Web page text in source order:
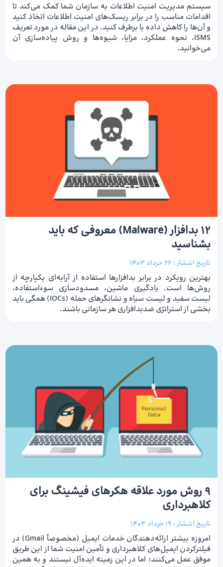
سیستم مدیریت امنیت اطلاعات به سازمان شما کمک می‌کند تا
اقدامات مناسب را در برابر ریسک‌های امنیت اطلاعات اتخاذ کنید
و آن‌ها را کاهش داده یا برطرف کنید. در این مقاله در مورد تعریف
ISMS، نحوه عملکرد، مزایا، شیوه‌ها و روش پیاده‌سازی آن
می‌خوانید.
12 بدافزار (Malware) معروفی که باید
بشناسید
تاریخ انتشار : 26 خرداد 1403
بهترین رویکرد در برابر بدافزارها استفاده از آرایه‌ای یکپارچه از
روش‌ها است. یادگیری ماشین، مسدودسازی سوءاستفاده،
لیست سفید و لیست سیاه و نشانگرهای حمله (IOCs) همگی باید
بخشی از استراتژی ضدبدافزاری هر سازمانی باشند.
9 روش مورد علاقه هکرهای فیشینگ برای
کلاهبرداری
تاریخ انتشار : 19 خرداد 1403
امروزه بیشتر ارائه‌دهندگان خدمات ایمیل (مخصوصاً Gmail) در
فیلترکردن ایمیل‌های کلاهبرداری و تأمین امنیت شما از این طریق
موفق عمل می‌کنند؛ اما در این زمینه ایده‌آل نیستند و به همین